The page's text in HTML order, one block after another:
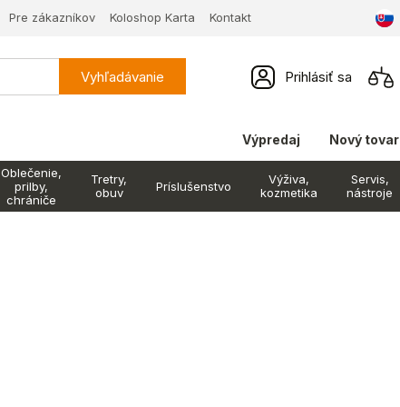
Pre zákazníkov Koloshop Karta Kontakt
Vyhľadávanie Prihlásiť sa
Výpredaj Nový tovar
Oblečenie,
prilby,
chrániče
Tretry,
obuv
Príslušenstvo
Výživa,
kozmetika
Servis,
nástroje